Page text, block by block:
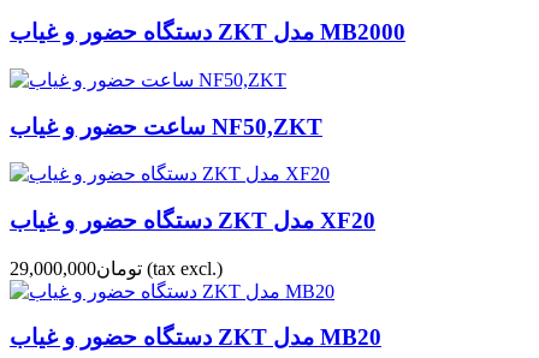
دستگاه حضور و غیاب ZKT مدل MB2000
ساعت حضور و غیاب NF50,ZKT
دستگاه حضور و غیاب ZKT مدل XF20
تومان29,000,000 (tax excl.)
دستگاه حضور و غیاب ZKT مدل MB20